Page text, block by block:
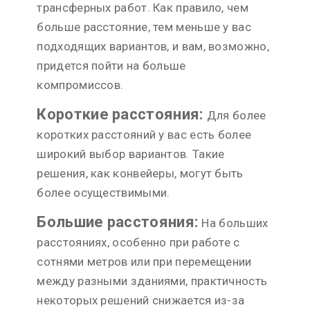
трансферных работ. Как правило, чем
больше расстояние, тем меньше у вас
подходящих вариантов, и вам, возможно,
придется пойти на больше
компромиссов.
Короткие расстояния: Для более
коротких расстояний у вас есть более
широкий выбор вариантов. Такие
решения, как конвейеры, могут быть
более осуществимыми.
Большие расстояния: На больших
расстояниях, особенно при работе с
сотнями метров или при перемещении
между разными зданиями, практичность
некоторых решений снижается из-за